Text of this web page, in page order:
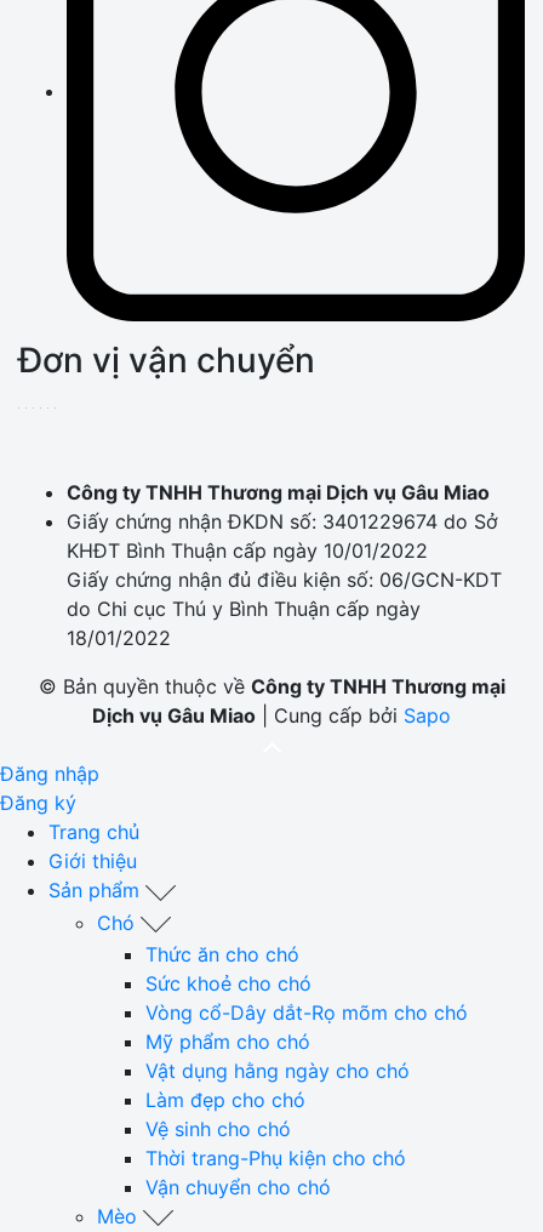
Đơn vị vận chuyển
Công ty TNHH Thương mại Dịch vụ Gâu Miao
Giấy chứng nhận ĐKDN số: 3401229674 do Sở
KHĐT Bình Thuận cấp ngày 10/01/2022
Giấy chứng nhận đủ điều kiện số: 06/GCN-KDT
do Chi cục Thú y Bình Thuận cấp ngày
18/01/2022
© Bản quyền thuộc về Công ty TNHH Thương mại
Dịch vụ Gâu Miao
Cung cấp bởi Sapo
Đăng nhập
Đăng ký
Trang chủ
Giới thiệu
Sản phẩm
Chó
Thức ăn cho chó
Sức khoẻ cho chó
Vòng cổ-Dây dắt-Rọ mõm cho chó
Mỹ phẩm cho chó
Vật dụng hằng ngày cho chó
Làm đẹp cho chó
Vệ sinh cho chó
Thời trang-Phụ kiện cho chó
Vận chuyển cho chó
Mèo